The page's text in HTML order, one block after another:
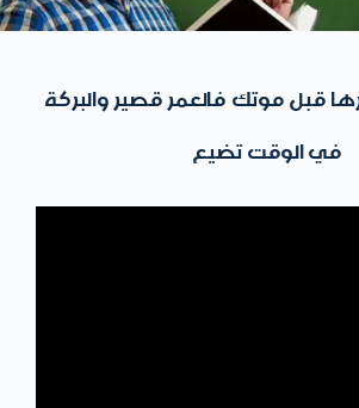
قبل موتك فالعمر قصير والبركة
في الوقت تضيع